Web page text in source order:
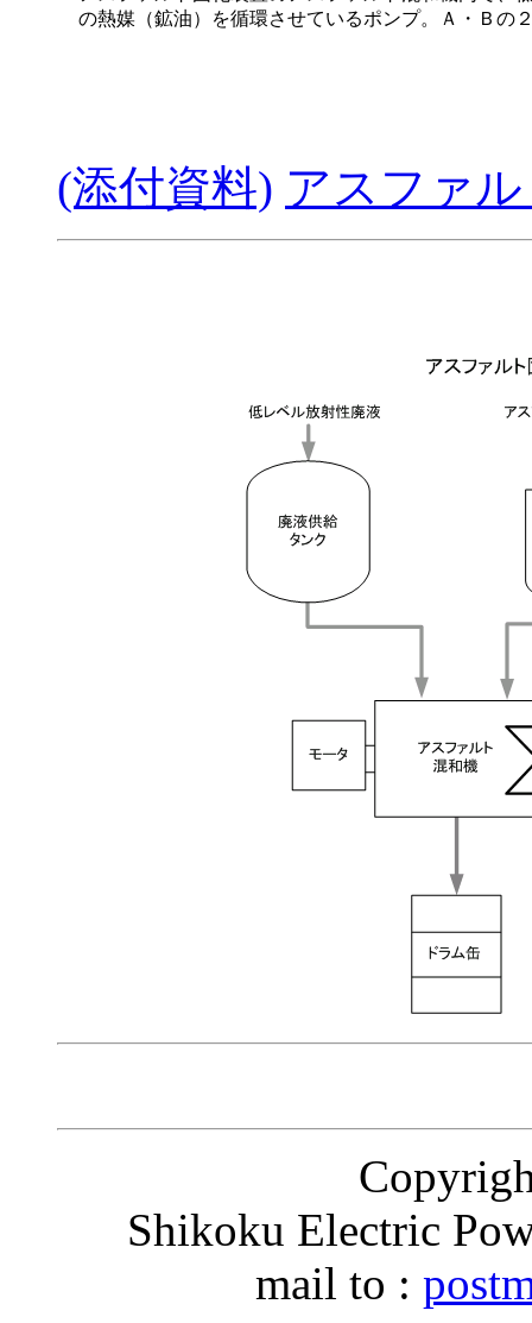
の熱媒（鉱油）を循環させているポンプ。Ａ・Ｂの
(添付資料) アスファ
Shikoku Electric
mail to :